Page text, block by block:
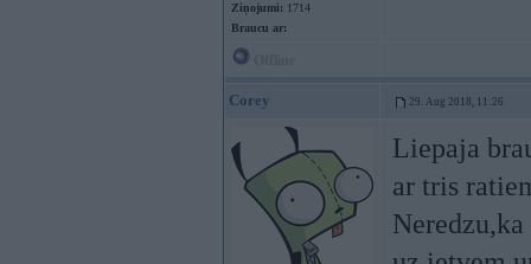
Ziņojumi: 1714
Braucu ar:
Corey 29. Aug 2018, 11:26
Liepaja
ar tris